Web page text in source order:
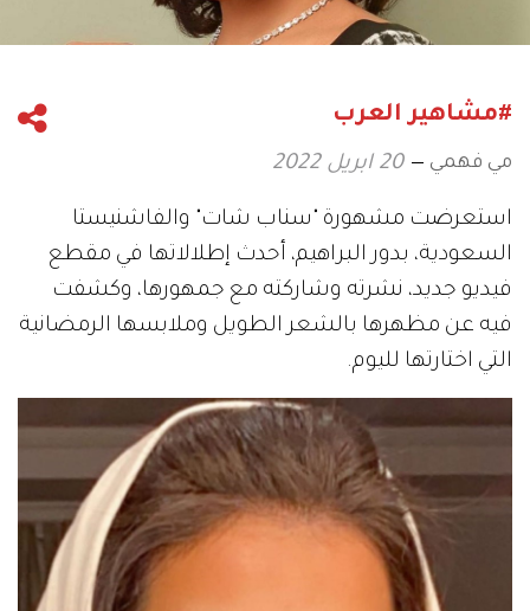
#مشاهير العرب
مي فهمي 20 ابريل 2022
استعرضت مشهورة "سناب شات" والفاشنيستا
السعودية، بدور البراهيم، أحدث إطلالاتها في مقطع
فيديو جديد، نشرته وشاركته مع جمهورها، وكشفت
فيه عن مظهرها بالشعر الطويل وملابسها الرمضانية
التي اختارتها لليوم.